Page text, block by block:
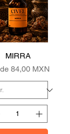
MIRRA
84,00 MXN
de oferta